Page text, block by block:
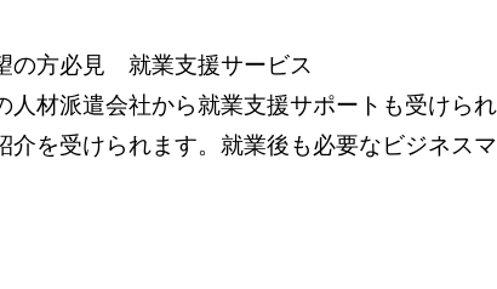
の方必見 就業支援サービス
人材派遣会社から就業支援サポートも受けら
介を受けられます。就業後も必要なビジネス